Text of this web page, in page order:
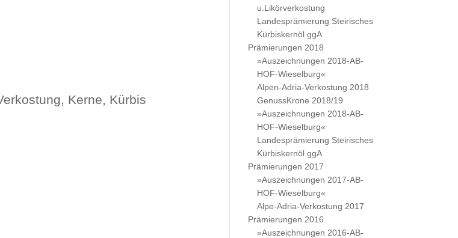
Kerne, Kürbis
u.Likörverkostung
Landesprämierung Steirisches
Kürbiskernöl ggA
Prämierungen 2018
»Auszeichnungen 2018-AB-
HOF-Wieselburg«
Alpen-Adria-Verkostung 2018
GenussKrone 2018/19
»Auszeichnungen 2018-AB-
HOF-Wieselburg«
Landesprämierung Steirisches
Kürbiskernöl ggA
Prämierungen 2017
»Auszeichnungen 2017-AB-
HOF-Wieselburg«
Alpe-Adria-Verkostung 2017
Prämierungen 2016
»Auszeichnungen 2016-AB-